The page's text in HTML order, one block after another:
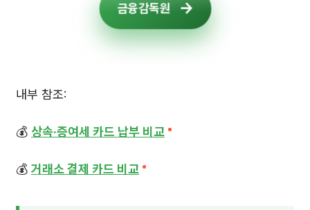
금융감독원
내부 참조:
💰 상속·증여세 카드 납부 비교
💰 거래소 결제 카드 비교